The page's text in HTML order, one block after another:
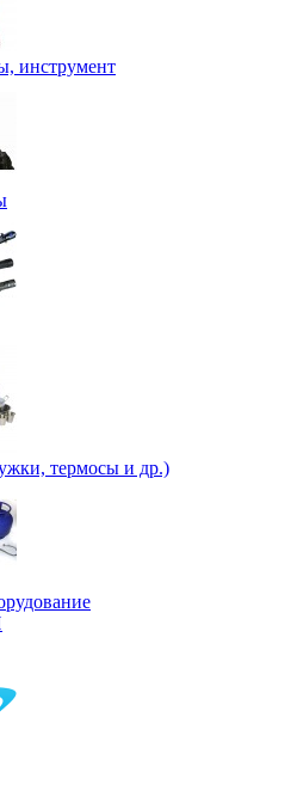
инструмент
термосы и др.)